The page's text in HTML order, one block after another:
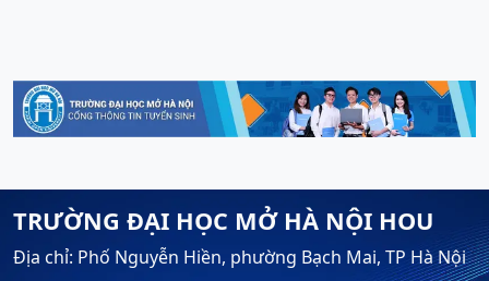
TRƯỜNG ĐẠI HỌC MỞ HÀ NỘI HOU
Địa chỉ: Phố Nguyễn Hiền, phường Bạch Mai, TP Hà Nội